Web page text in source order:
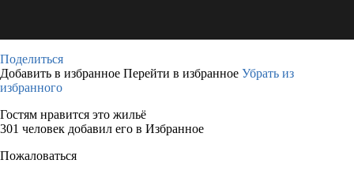
Поделиться
Добавить в избранное Перейти в избранное Убрать из
избранного
Гостям нравится это жильё
301 человек добавил его в Избранное
Пожаловаться